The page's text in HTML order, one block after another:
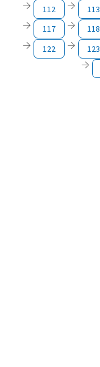
112
113
117
118
122
123